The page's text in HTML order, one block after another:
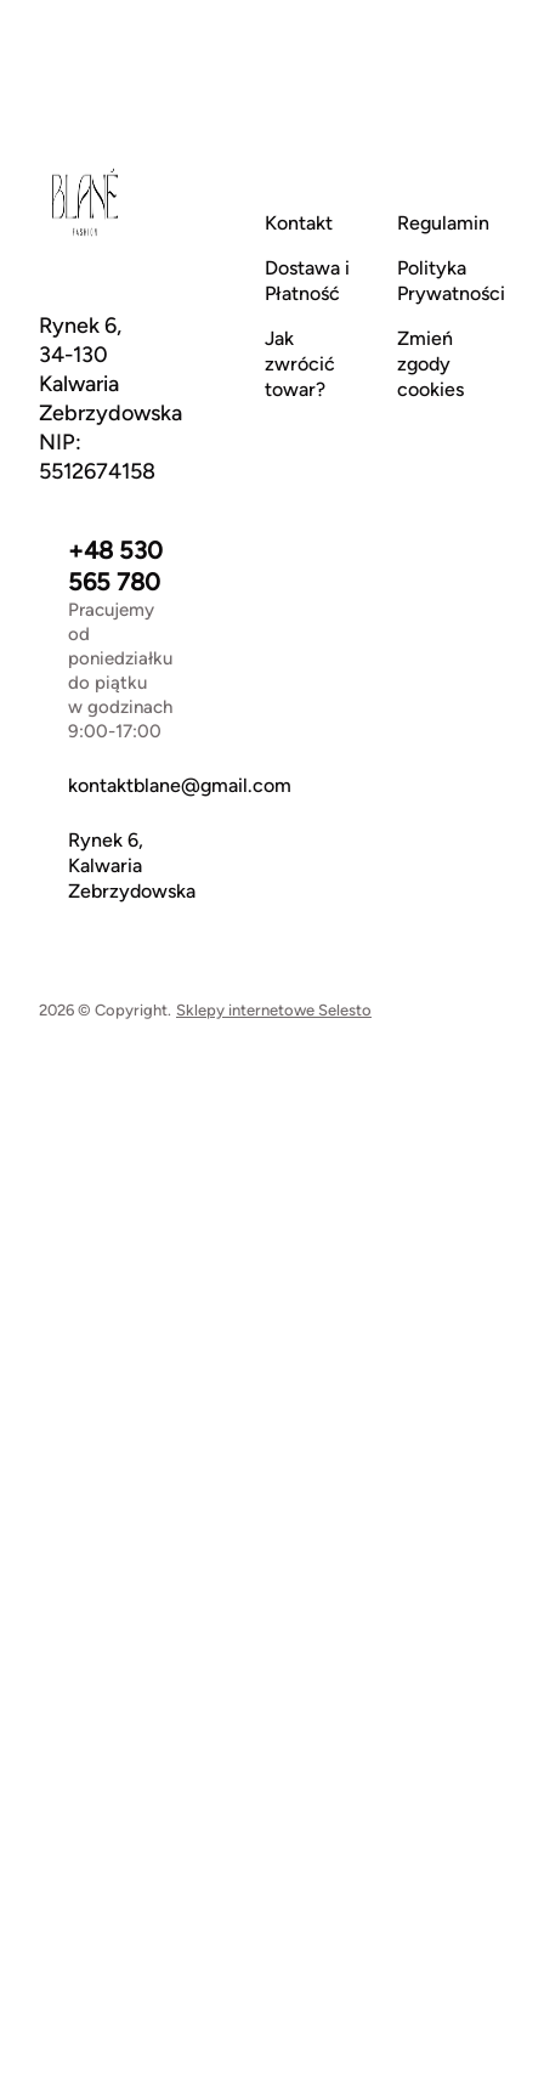
Rynek 6,
34-130
Kalwaria
Zebrzydowska
NIP:
5512674158
+48 530
565 780
Pracujemy
od
poniedziałku
do piątku
w godzinach
9:00-17:00
kontaktblane@gmail.com
Rynek 6,
Kalwaria
Zebrzydowska
Kontakt
Dostawa i
Płatność
Jak
zwrócić
towar?
Regulamin
Polityka
Prywatności
Zmień
zgody
cookies
2026 © Copyright. Sklepy internetowe Selesto